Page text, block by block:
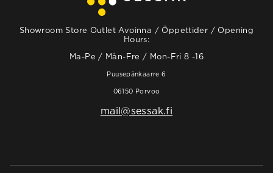
Showroom Store Outlet Avoinna / Öppettider / Opening
Hours:
Ma-Pe / Mån-Fre / Mon-Fri 8 -16
Puusepänkaarre 6
06150 Porvoo
mail@sessak.fi